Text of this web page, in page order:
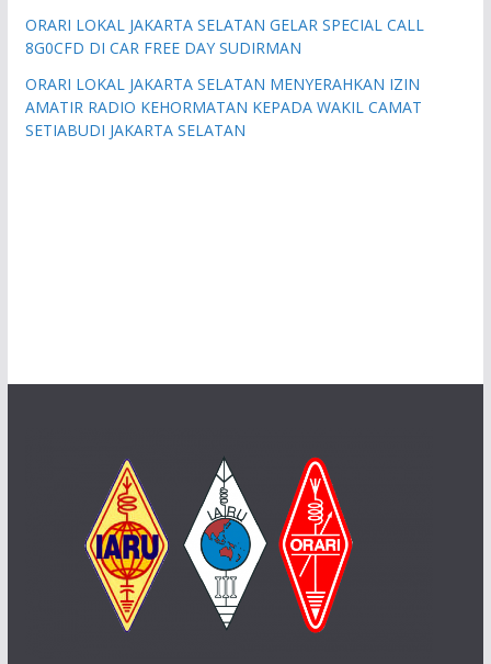
ORARI LOKAL JAKARTA SELATAN GELAR SPECIAL CALL
8G0CFD DI CAR FREE DAY SUDIRMAN
ORARI LOKAL JAKARTA SELATAN MENYERAHKAN IZIN
AMATIR RADIO KEHORMATAN KEPADA WAKIL CAMAT
SETIABUDI JAKARTA SELATAN